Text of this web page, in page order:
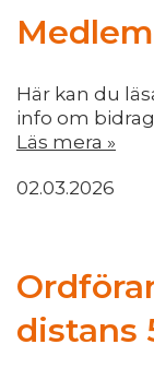
Här kan du
info om
Läs mera »
02.03.2026
distans